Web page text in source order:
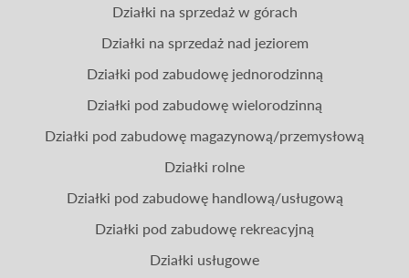
Działki na sprzedaż w górach
Działki na sprzedaż nad jeziorem
Działki pod zabudowę jednorodzinną
Działki pod zabudowę wielorodzinną
Działki pod zabudowę magazynową/przemysłową
Działki rolne
Działki pod zabudowę handlową/usługową
Działki pod zabudowę rekreacyjną
Działki usługowe